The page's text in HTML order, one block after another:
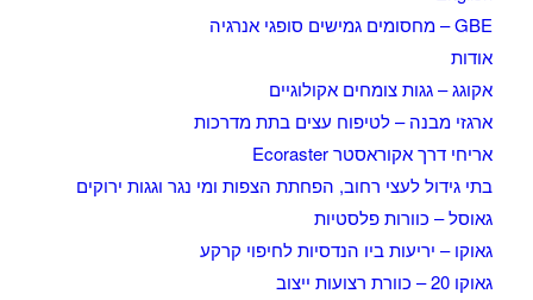
GBE – מחסומים גמישים סופגי אנרגיה
אודות
אקוגג – גגות צומחים אקולוגיים
ארגזי מבנה – לטיפוח עצים בתת מדרכות
אריחי דרך אקוראסטר Ecoraster
בתי גידול לעצי רחוב, הפחתת הצפות ומי נגר וגגות ירוקים
גאוסל – כוורות פלסטיות
גאוקו – יריעות ביו הנדסיות לחיפוי קרקע
גאוקו 20 – כוורת רצועות ייצוב